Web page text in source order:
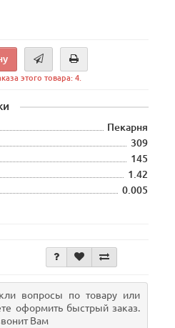
этого товара: 4.
Пекарня
309
145
1.42
0.005
вопросы по товару или
оформить быстрый заказ.
Вам